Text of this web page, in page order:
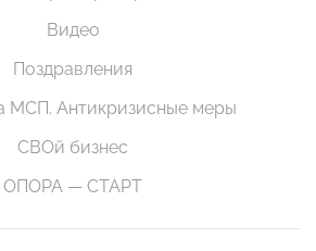
Видео
Поздравления
МСП. Антикризисные меры
СВОй бизнес
ОПОРА — СТАРТ